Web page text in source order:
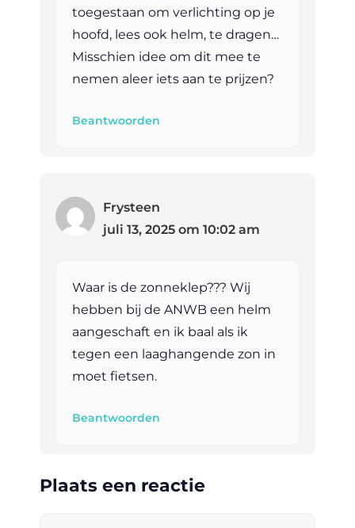
toegestaan om verlichting op je
hoofd, lees ook helm, te dragen…
Misschien idee om dit mee te
nemen aleer iets aan te prijzen?
Beantwoorden
Frysteen
juli 13, 2025 om 10:02 am
Waar is de zonneklep??? Wij
hebben bij de ANWB een helm
aangeschaft en ik baal als ik
tegen een laaghangende zon in
moet fietsen.
Beantwoorden
Plaats een reactie